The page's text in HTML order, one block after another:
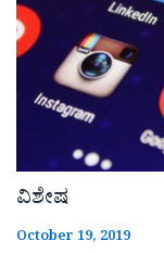
ವಿಶೇಷ
October 19, 2019